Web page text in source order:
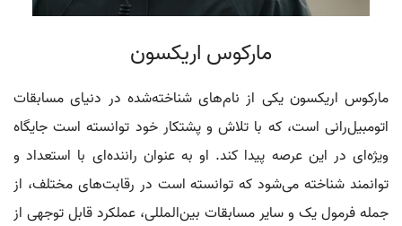
مارکوس اریکسون
مارکوس اریکسون یکی از نام‌های شناخته‌شده در دنیای مسابقات
اتومبیل‌رانی است، که با تلاش و پشتکار خود توانسته است جایگاه
ویژه‌ای در این عرصه پیدا کند. او به عنوان راننده‌ای با استعداد و
توانمند شناخته می‌شود که توانسته است در رقابت‌های مختلف، از
جمله فرمول یک و سایر مسابقات بین‌المللی، عملکرد قابل توجهی از